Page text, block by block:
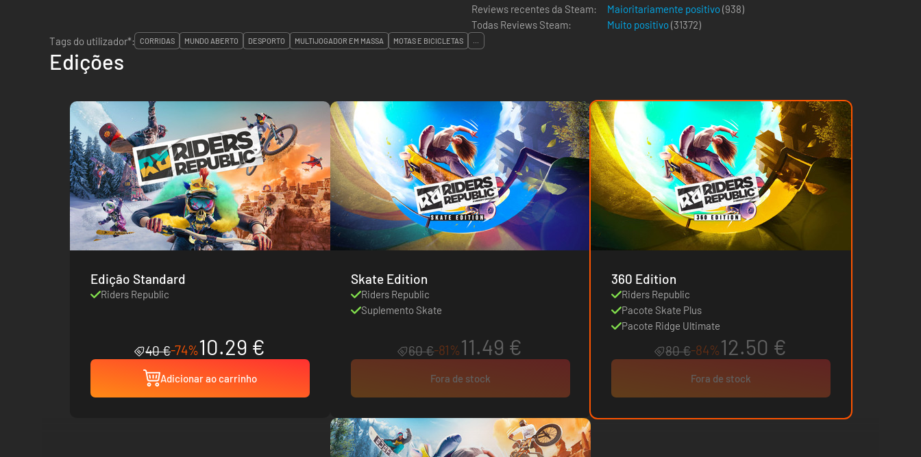
Reviews recentes da Steam:
Maioritariamente positivo(938)
Todas Reviews Steam:
Muito positivo(31372)
Tags do utilizador*:
CORRIDAS MUNDO ABERTO DESPORTO MULTIJOGADOR EM MASSA MOTAS E BICICLETAS ...
Edições
Edição Standard
Riders Republic
40 €-74%10.29 €
Adicionar ao carrinho
Skate Edition
Riders Republic
Suplemento Skate
60 €-81%11.49 €
Fora de stock
360 Edition
Riders Republic
Pacote Skate Plus
Pacote Ridge Ultimate
80 €-84%12.50 €
Fora de stock